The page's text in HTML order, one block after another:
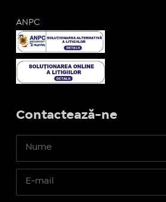
ANPC
Contactează-ne